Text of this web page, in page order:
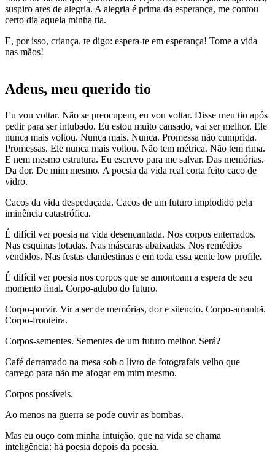
suspiro ares de alegria. A alegria é prima da esperança, me contou
certo dia aquela minha tia.
E, por isso, criança, te digo: espera-te em esperança! Tome a vida
nas mãos!
Adeus, meu querido tio
Eu vou voltar. Não se preocupem, eu vou voltar. Disse meu tio após
pedir para ser intubado. Eu estou muito cansado, vai ser melhor. Ele
nunca mais voltou. Nunca mais. Nunca. Promessa não cumprida.
Promessas. Ele nunca mais voltou. Não tem métrica. Não tem rima.
E nem mesmo estrutura. Eu escrevo para me salvar. Das memórias.
Da dor. De mim mesmo. A poesia da vida real corta feito caco de
vidro.
Cacos da vida despedaçada. Cacos de um futuro implodido pela
iminência catastrófica.
É difícil ver poesia na vida desencantada. Nos corpos enterrados.
Nas esquinas lotadas. Nas máscaras abaixadas. Nos remédios
vendidos. Nas festas clandestinas e em toda essa gente low profile.
É difícil ver poesia nos corpos que se amontoam a espera de seu
momento final. Corpo-adubo do futuro.
Corpo-porvir. Vir a ser de memórias, dor e silencio. Corpo-amanhã.
Corpo-fronteira.
Corpos-sementes. Sementes de um futuro melhor. Será?
Café derramado na mesa sob o livro de fotografais velho que
carrego para não me afogar em mim mesmo.
Corpos possíveis.
Ao menos na guerra se pode ouvir as bombas.
Mas eu ouço com minha intuição, que na vida se chama
inteligência: há poesia depois da poesia.